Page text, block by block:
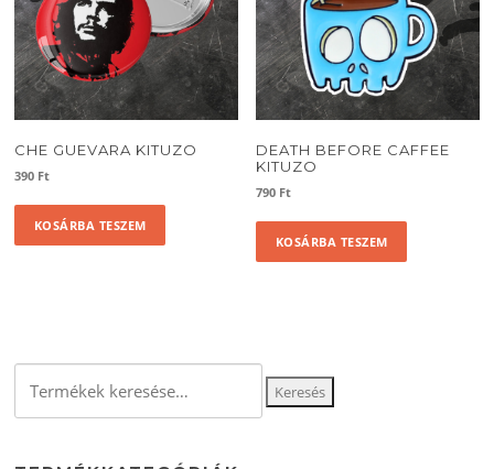
CHE GUEVARA KITUZO
390 Ft
KOSÁRBA TESZEM
DEATH BEFORE CAFFEE
KITUZO
790 Ft
KOSÁRBA TESZEM
következőre:
Keresés